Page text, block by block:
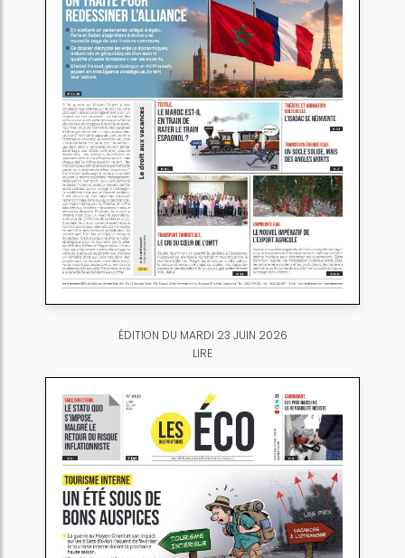
ÉDITION DU MARDI 23 JUIN 2026
LIRE